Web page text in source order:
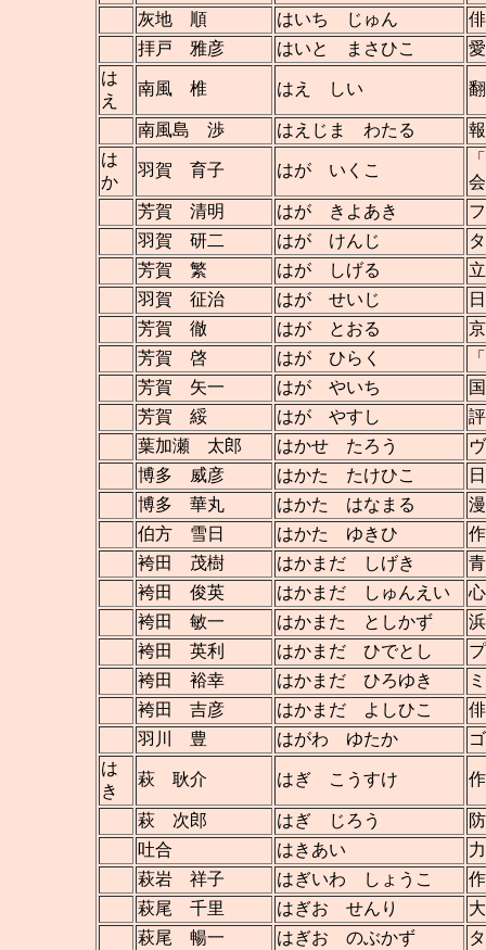
灰地 順
はいち じゅん
拝戸 雅彦
はいと まさひこ
は
え
南風 椎 はえ しい
南風島 渉 はえじま わたる
は
か
羽賀 育子 はが いくこ
芳賀 清明
はが きよあき
羽賀 研二
はが けんじ
芳賀 繁
はが しげる
羽賀 征治
はが せいじ
芳賀 徹
はが とおる
芳賀 啓
はが ひらく
芳賀 矢一
はが やいち
芳賀 綏
はが やすし
葉加瀬 太郎
はかせ たろう
博多 威彦
はかた たけひこ
博多 華丸
はかた はなまる
伯方 雪日
はかた ゆきひ
袴田 茂樹
はかまだ しげき
袴田 俊英
はかまだ しゅんえい
袴田 敏一
はかまた としかず
袴田 英利
はかまだ ひでとし
袴田 裕幸
はかまだ ひろゆき
袴田 吉彦
はかまだ よしひこ
羽川 豊
はがわ ゆたか
は
き
萩 耿介 はぎ こうすけ
萩 次郎 はぎ じろう
吐合
はきあい
萩岩 祥子
はぎいわ しょうこ
萩尾 千里
はぎお せんり
萩尾 暢一
はぎお のぶかず